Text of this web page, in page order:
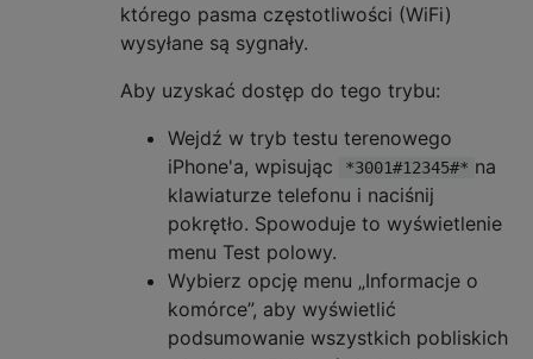
którego pasma częstotliwości (WiFi)
wysyłane są sygnały.
Aby uzyskać dostęp do tego trybu:
Wejdź w tryb testu terenowego
iPhone'a, wpisując
*3001#12345#* na
klawiaturze telefonu i naciśnij
pokrętło. Spowoduje to wyświetlenie
menu Test polowy.
Wybierz opcję menu „Informacje o
komórce”, aby wyświetlić
podsumowanie wszystkich pobliskich